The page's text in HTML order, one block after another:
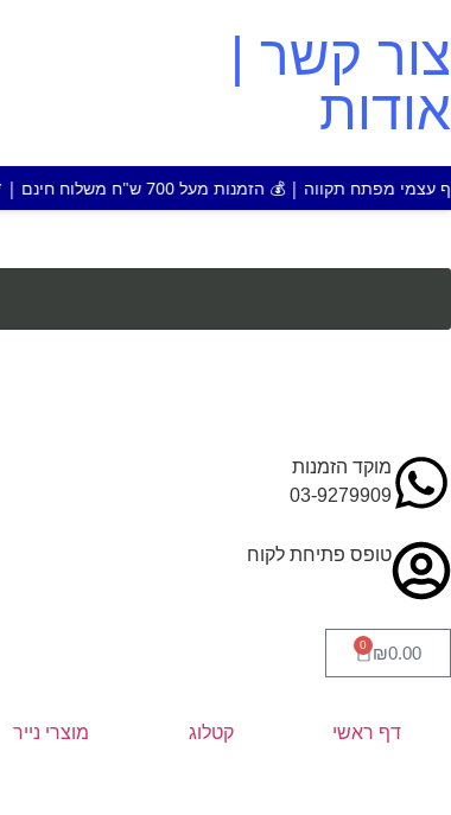
צור קשר |
אודות
700 ש"ח משלוח חינם | *לא כולל מוצר או אזור חריג
מוקד הזמנות
03-9279909
טופס פתיחת לקוח
₪0.00
0
דף ראשי קטלוג מוצרי נייר